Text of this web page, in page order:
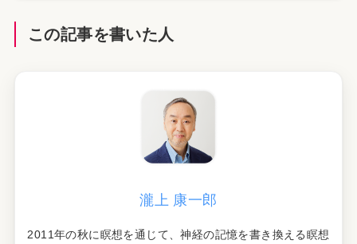
この記事を書いた人
瀧上 康一郎
2011年の秋に瞑想を通じて、神経の記憶を書き換える瞑想